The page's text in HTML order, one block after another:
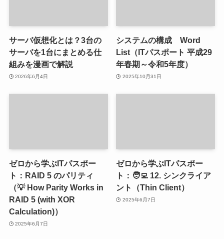
サーバ仮想化とは？3台の
サーバを1台にまとめる仕
組みを漫画で解説
2026年6月4日
システムの構成 Word
List（ITパスポート 平成29
年春期～令和5年度）
2025年10月31日
ゼロから学ぶITパスポー
ト：RAID 5 のパリティ
（💡 How Parity Works in
RAID 5 (with XOR
Calculation)）
2025年6月7日
ゼロから学ぶITパスポー
ト：🧑‍💻 12. シンクライア
ント（Thin Client）
2025年6月7日